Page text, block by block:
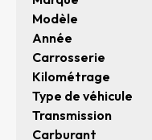
Modèle
Année
Carrosserie
Kilométrage
Type de véhicule
Transmission
Carburant